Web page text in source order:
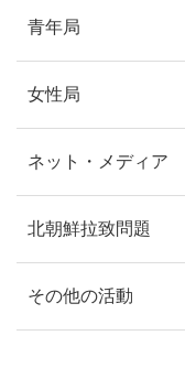
青年局
女性局
ネット・メディア
北朝鮮拉致問題
その他の活動